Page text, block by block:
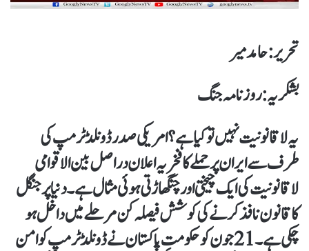
تحریر : حامد میر
بشکریہ : روزنامہ جنگ
یہ لاقانونیت نہیں تو کیا ہے؟ امریکی صدر ڈونلڈ ٹرمپ کی
طرف سے ایران پر حملے کا فخریہ اعلان دراصل بین الاقوامی
لاقانونیت کی ایک چیختی اور چنگھاڑتی ہوئی مثال ہے۔ دنیا پر جنگل
کا قانون نافذ کرنے کی کوشش فیصلہ کن مرحلے میں داخل ہو
چکی ہے۔ 21جون کو حکومتِ پاکستان نے ڈونلڈ ٹرمپ کو امن